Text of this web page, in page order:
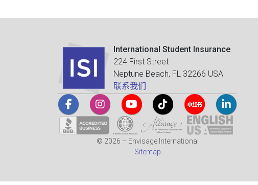
International Student Insurance
224 First Street
Neptune Beach, FL 32266 USA
联系我们
© 2026 – Envisage International
Sitemap